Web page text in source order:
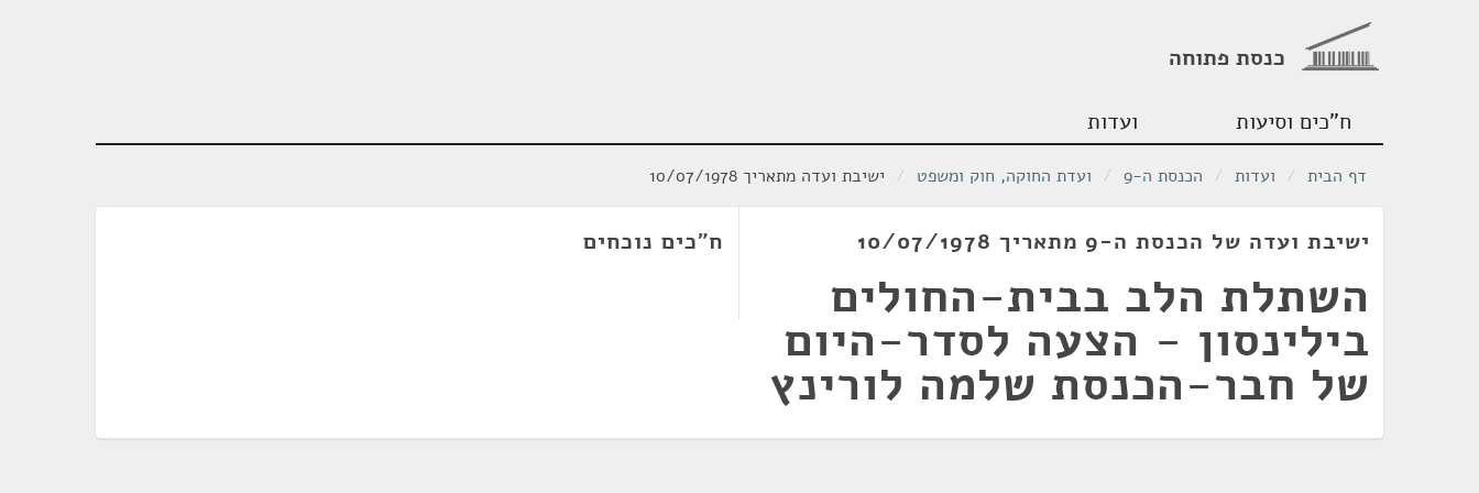
כנסת פתוחה
ח"כים וסיעות ועדות
דף הבית / ועדות / הכנסת ה-9 / ועדת החוקה, חוק ומשפט / ישיבת ועדה מתאריך 10/07/1978
ישיבת ועדה של הכנסת ה-9 מתאריך 10/07/1978
השתלת הלב בבית-החולים
בילינסון - הצעה לסדר-היום
של חבר-הכנסת שלמה לורינץ
ח"כים נוכחים